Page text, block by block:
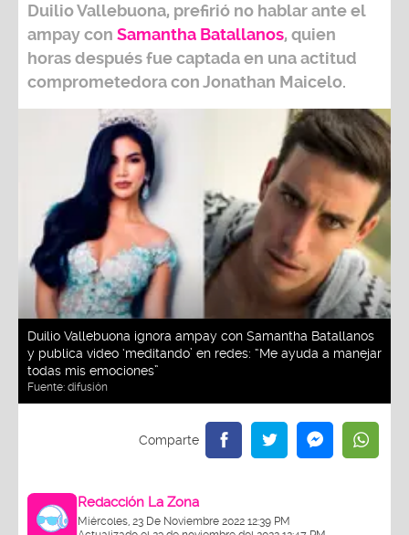
Duilio Vallebuona, prefirió no hablar ante el
ampay con Samantha Batallanos, quien
horas después fue captada en una actitud
comprometedora conJonathan Maicelo.
Duilio Vallebuona ignora ampay con Samantha Batallanos
y publica video ‘meditando’ en redes: “Me ayuda a manejar
todas mis emociones”
Fuente: difusión
Redacción La Zona
Miércoles, 23 De Noviembre 2022 12:39 PM